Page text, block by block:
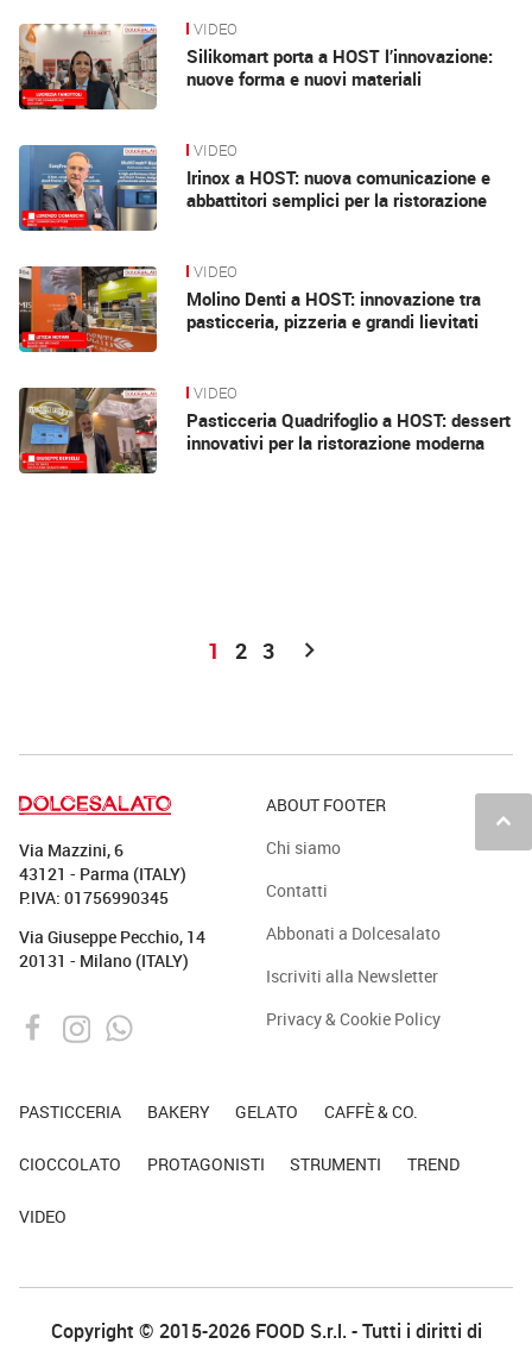
VIDEO
Silikomart porta a HOST l’innovazione:
nuove forma e nuovi materiali
VIDEO
Irinox a HOST: nuova comunicazione e
abbattitori semplici per la ristorazione
VIDEO
Molino Denti a HOST: innovazione tra
pasticceria, pizzeria e grandi lievitati
VIDEO
Pasticceria Quadrifoglio a HOST: dessert
innovativi per la ristorazione moderna
1 2 3 chevron_right
keyboard_arrow_up
Via Mazzini, 6
43121 - Parma (ITALY)
P.IVA: 01756990345
Via Giuseppe Pecchio, 14
20131 - Milano (ITALY)
ABOUT FOOTER
Chi siamo
Contatti
Abbonati a Dolcesalato
Iscriviti alla Newsletter
Privacy & Cookie Policy
PASTICCERIA BAKERY GELATO CAFFÈ & CO.
CIOCCOLATO PROTAGONISTI STRUMENTI TREND
VIDEO
Copyright © 2015-2026 FOOD S.r.l. - Tutti i diritti di